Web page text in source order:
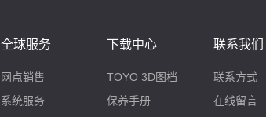
全球服务
网点销售
系统服务
下载中心
TOYO 3D图档
保养手册
联系我们
联系方式
在线留言